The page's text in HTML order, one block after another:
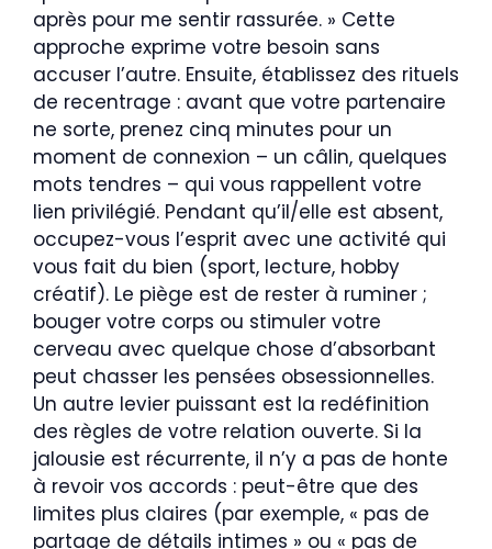
après pour me sentir rassurée. » Cette
approche exprime votre besoin sans
accuser l’autre. Ensuite, établissez des rituels
de recentrage : avant que votre partenaire
ne sorte, prenez cinq minutes pour un
moment de connexion – un câlin, quelques
mots tendres – qui vous rappellent votre
lien privilégié. Pendant qu’il/elle est absent,
occupez-vous l’esprit avec une activité qui
vous fait du bien (sport, lecture, hobby
créatif). Le piège est de rester à ruminer ;
bouger votre corps ou stimuler votre
cerveau avec quelque chose d’absorbant
peut chasser les pensées obsessionnelles.
Un autre levier puissant est la redéfinition
des règles de votre relation ouverte. Si la
jalousie est récurrente, il n’y a pas de honte
à revoir vos accords : peut-être que des
limites plus claires (par exemple, « pas de
partage de détails intimes » ou « pas de